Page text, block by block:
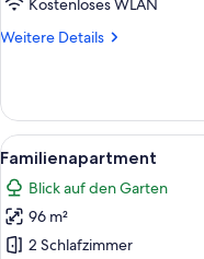
Kostenloses WLAN
Weitere Details
Weitere
Villa
Alle
Fotos
für
Familienapartment
anzeigen
8
Familienapartment
Blick auf den Garten
96 m²
2 Schlafzimmer